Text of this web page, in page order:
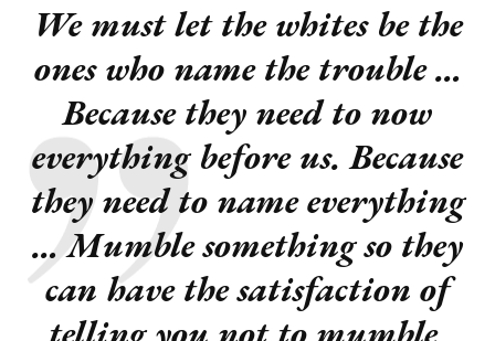
We must let the whites be the
ones who name the trouble …
Because they need to now
everything before us. Because
they need to name everything
… Mumble something so they
can have the satisfaction of